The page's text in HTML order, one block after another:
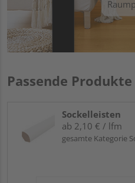
Passende Produkte
Sockelleisten
ab 2,10 € / lfm
gesamte Kategorie